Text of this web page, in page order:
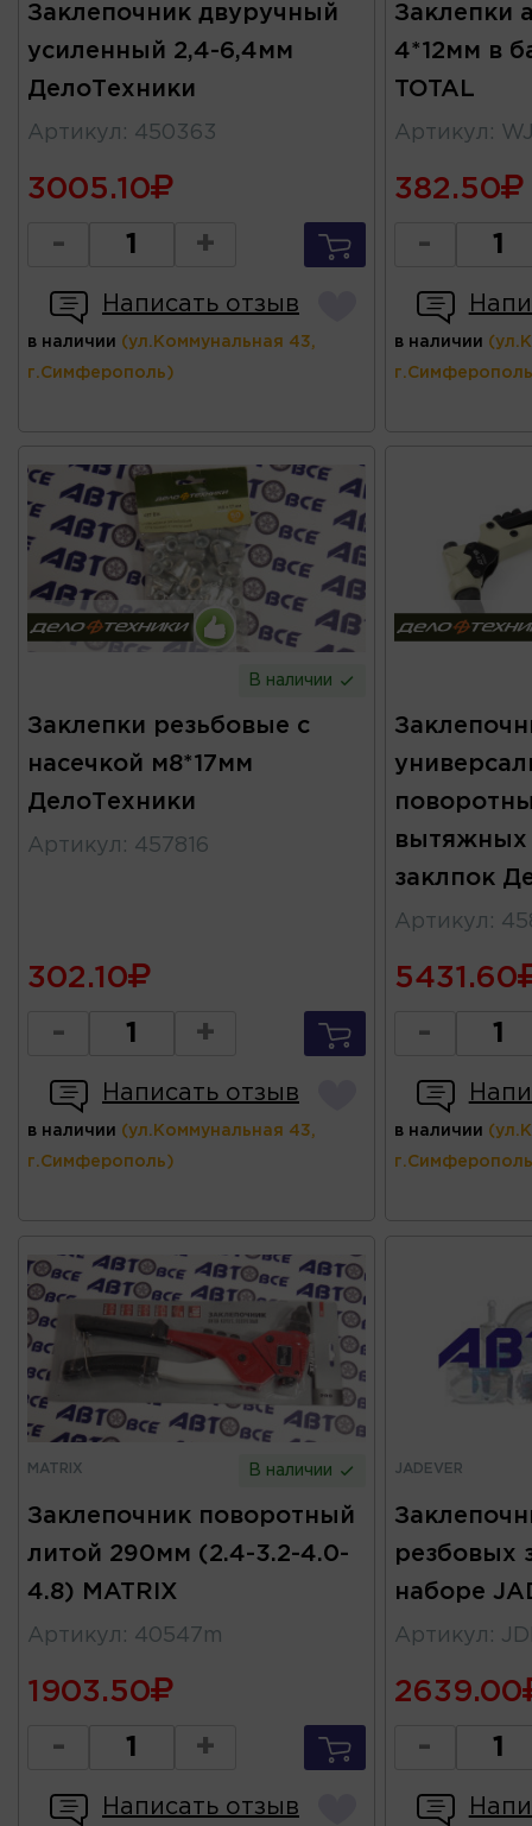
Заклепочник двуручный
усиленный 2,4-6,4мм
ДелоТехники
Артикул : 450363
3005.10
- +
Написать отзыв
в наличии (ул.Коммунальная 43,
г.Симферополь)
Заклепки
4*12мм в
TOTAL
Артикул :
382.50
-
в наличии
В наличии
Заклепки резьбовые с
насечкой м8*17мм
ДелоТехники
Артикул : 457816
302.10
- +
Написать отзыв
в наличии (ул.Коммунальная 43,
г.Симферополь)
вытяжных
заклпок
Артикул :
5431.60
-
в наличии
MATRIX В наличии
Заклепочник поворотный
литой 290мм (2.4-3.2-4.0-
4.8) MATRIX
Артикул : 40547m
1903.50
- +
Написать отзыв
JADEVER
резбовых
наборе
Артикул :
2639.00
-